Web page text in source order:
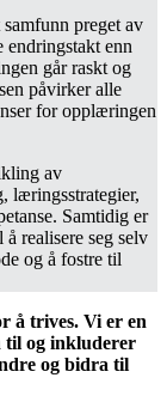
preget av
endringstakt enn
går raskt og
påvirker alle
for opplæringen
av
læringsstrategier,
Samtidig er
realisere seg selv
og å fostre til
å trives. Vi er en
til og inkluderer
og bidra til